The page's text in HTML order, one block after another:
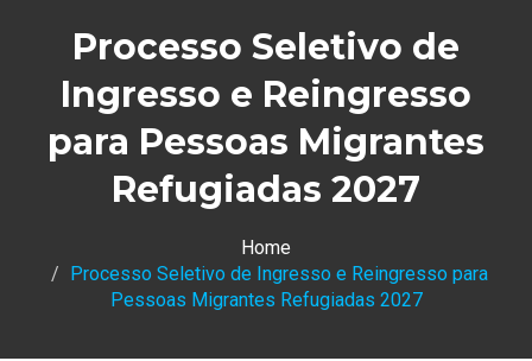
Legislação
Processo Seletivo de
Ingresso e Reingresso
para Pessoas Migrantes
Refugiadas 2027
Home
Processo Seletivo de Ingresso e Reingresso para
Pessoas Migrantes Refugiadas 2027